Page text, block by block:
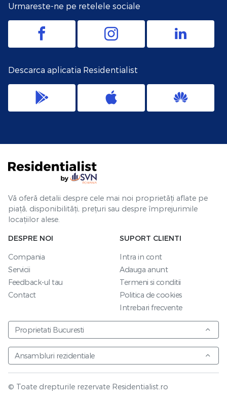
Urmareste-ne pe retelele sociale
Descarca aplicatia Residentialist
Vă oferă detalii despre cele mai noi proprietăți aflate pe
piață, disponibilități, prețuri sau despre împrejurimile
locațiilor alese.
DESPRE NOI
Compania
Servicii
Feedback-ul tau
Contact
SUPORT CLIENTI
Intra in cont
Adauga anunt
Termeni si conditii
Politica de cookies
Intrebari frecvente
Proprietati Bucuresti
Ansambluri rezidentiale
© Toate drepturile rezervate Residentialist.ro